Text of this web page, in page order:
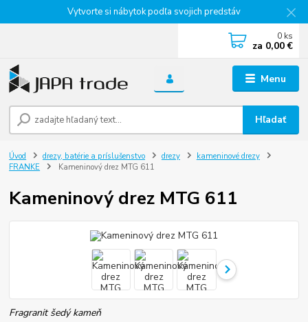
Vytvorte si nábytok podľa svojich predstáv
Menu
Hľadať
0 ks
za 0,00 €
Úvod drezy, batérie a príslušenstvo drezy
kameninové drezy
FRANKE
Kameninový drez MTG 611
Kameninový drez MTG 611
Fragranit šedý kameň